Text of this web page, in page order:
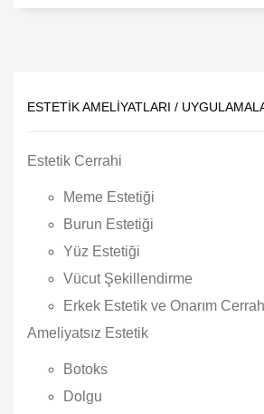
ESTETIK AMELIYATLARI /
Estetik Cerrahi
Meme Estetiği
Burun Estetiği
Yüz Estetiği
Vücut Şekillendirme
Erkek Estetik ve Onarım
Ameliyatsız Estetik
Botoks
Dolgu